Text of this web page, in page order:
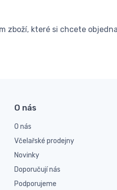
zboží, které si chcete
O nás
O nás
Včelařské prodejny
Novinky
Doporučují nás
Podporujeme